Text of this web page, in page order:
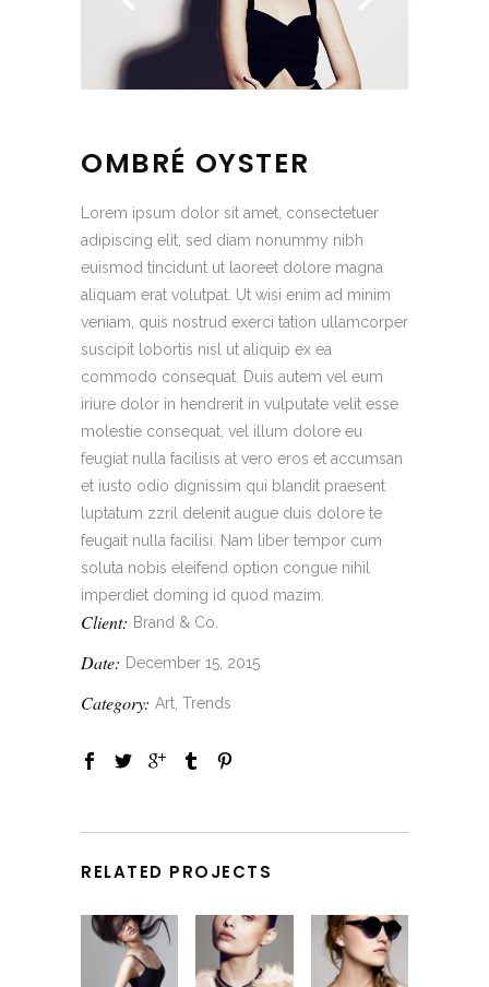
OMBRÉ OYSTER
Lorem ipsum dolor sit amet, consectetuer
adipiscing elit, sed diam nonummy nibh
euismod tincidunt ut laoreet dolore magna
aliquam erat volutpat. Ut wisi enim ad minim
veniam, quis nostrud exerci tation ullamcorper
suscipit lobortis nisl ut aliquip ex ea
commodo consequat. Duis autem vel eum
iriure dolor in hendrerit in vulputate velit esse
molestie consequat, vel illum dolore eu
feugiat nulla facilisis at vero eros et accumsan
et iusto odio dignissim qui blandit praesent
luptatum zzril delenit augue duis dolore te
feugait nulla facilisi. Nam liber tempor cum
soluta nobis eleifend option congue nihil
imperdiet doming id quod mazim.
Client: Brand & Co.
Date: December 15, 2015
Category: Art, Trends
RELATED PROJECTS